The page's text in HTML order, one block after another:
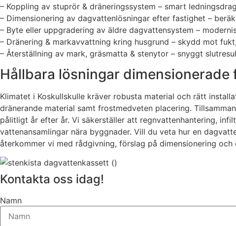
– Koppling av stuprör & dräneringssystem – smart
– Dimensionering av dagvattenlösningar efter fastighet –
– Byte eller uppgradering av äldre dagvattensystem –
– Dränering & markavvattning kring husgrund – skydd mot
– Återställning av mark, gräsmatta & stenytor – snyggt
Hållbara lösningar
Klimatet i Koskullskulle kräver robusta material och rätt
dränerande material samt frostmedveten placering.
pålitligt år efter år. Vi säkerställer att regnvattenhantering,
vattenansamlingar nära byggnader. Vill du veta hur en
återkommer vi med rådgivning, förslag på dimensionering
Kontakta oss idag!
Namn